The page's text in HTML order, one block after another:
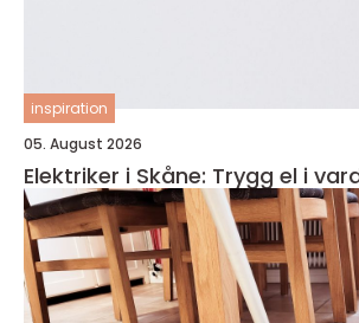
inspiration
05. August 2026
Elektriker i Skåne: Trygg el i